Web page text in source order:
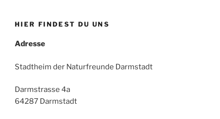
HIER FINDEST DU UNS
Adresse
Stadtheim der Naturfreunde Darmstadt
Darmstrasse 4a
64287 Darmstadt